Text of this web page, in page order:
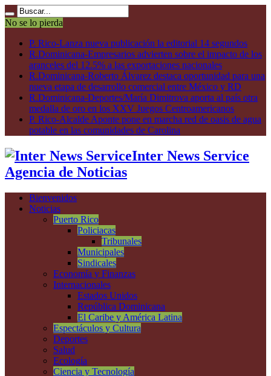
No se lo pierda
P. Rico-Lanza nueva publicación la editorial 14 segundos
R.Dominicana-Empresarios advierten sobre el impacto de los
aranceles del 12.5% a las exportaciones nacionales
R.Dominicana-Roberto Álvarez destaca oportunidad para una
nueva etapa de desarrollo comercial entre México y RD
R.Dominicana-Deportes/María Dimitrova aporta al país otra
medalla de oro en los XXV Juegos Centroamericanos
P. Rico-Alcalde Aponte pone en marcha red de oasis de agua
potable en las comunidades de Carolina
Inter News Service
Agencia de Noticias
Bienvenidos
Noticias
Puerto Rico
Policiacas
Tribunales
Municipales
Sindicales
Economía y Finanzas
Internacionales
Estados Unidos
República Dominicana
El Caribe y América Latina
Espectáculos y Cultura
Deportes
Salud
Ecología
Ciencia y Tecnología